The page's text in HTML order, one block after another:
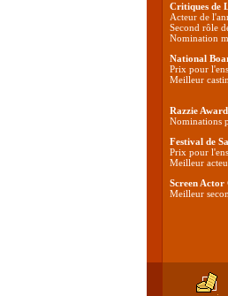
Critiques de
Acteur de
Second rôle
Nomination
National
Prix pour
Meilleur
Razzie
Nominations
Festival de
Prix pour
Meilleur
Screen Actor
Meilleur